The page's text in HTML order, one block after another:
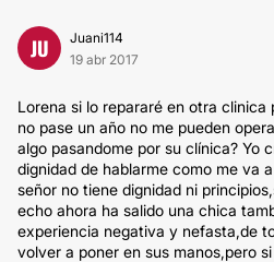
JU
Juani114
19 abr 2017
Lorena si lo repararé en otra
no pase un año no me pueden
algo pasandome por su clínica? Yo
dignidad de hablarme como me va
señor no tiene dignidad ni
echo ahora ha salido una chica
experiencia negativa y nefasta,de
volver a poner en sus manos,pero